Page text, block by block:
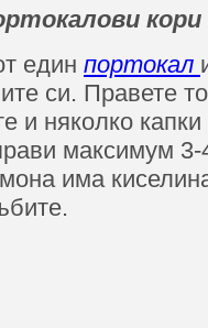
кори
един портокал
си. Правете
и няколко
максимум
има